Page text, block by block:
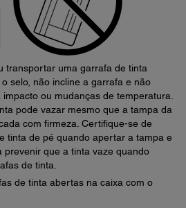
transportar uma garrafa de tinta
selo, não incline a garrafa e não
ou mudanças de temperatura.
pode vazar mesmo que a tampa da
com firmeza. Certifique-se de
tinta de pé quando apertar a tampa e
prevenir que a tinta vaze quando
de tinta.
de tinta abertas na caixa com o